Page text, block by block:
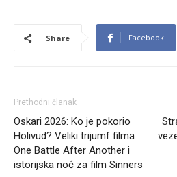
Share Facebook
Prethodni članak
Oskari 2026: Ko je pokorio
Holivud? Veliki trijumf filma
One Battle After Another i
istorijska noć za film Sinners